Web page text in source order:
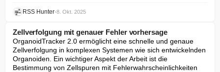
RSS Hunter•8. Okt. 2025
Zellverfolgung mit genauer Fehler vorhersage
OrganoidTracker 2.0 ermöglicht eine schnelle und genaue
Zellverfolgung in komplexen Systemen wie sich entwickelnden
Organoiden. Ein wichtiger Aspekt der Arbeit ist die
Bestimmung von Zellspuren mit Fehlerwahrscheinlichkeiten